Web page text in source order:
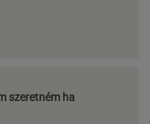
szeretném ha